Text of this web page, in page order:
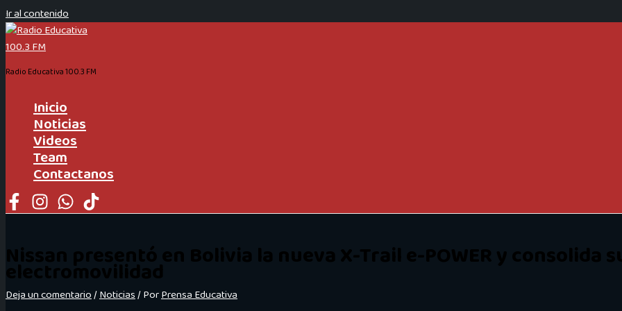
Ir al contenido
Radio Educativa 100.3 FM
Inicio
Noticias
Videos
Team
Contactanos
Nissan presentó en Bolivia la nueva X-Trail e-POWER y consolida
electromovilidad
Deja un comentario/Noticias/ PorPrensa Educativa